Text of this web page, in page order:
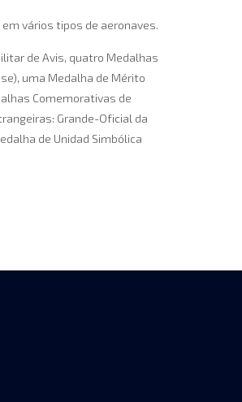
vários tipos de aeronaves.
de Avis, quatro Medalhas
uma Medalha de Mérito
Comemorativas de
Grande-Oficial da
de Unidad Simbólica